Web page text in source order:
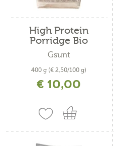
High Protein
Porridge Bio
Gsunt
400 g (€ 2,50/100 g)
€ 10,00